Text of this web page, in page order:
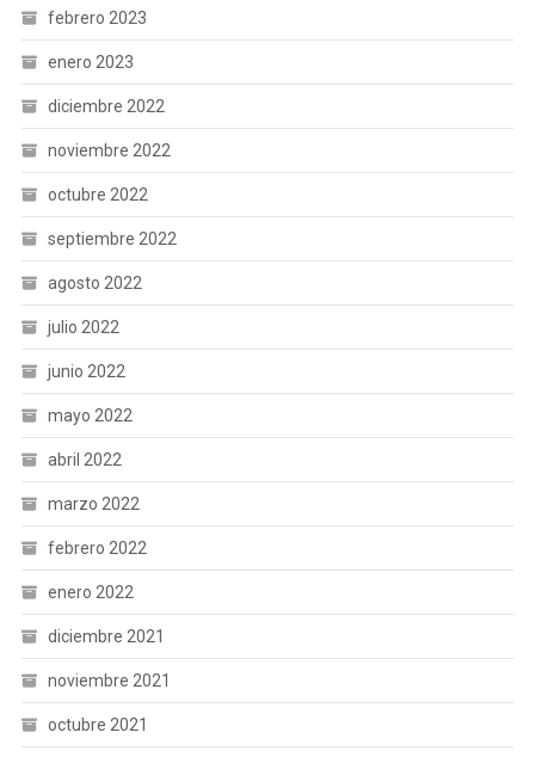
febrero 2023
enero 2023
diciembre 2022
noviembre 2022
octubre 2022
septiembre 2022
agosto 2022
julio 2022
junio 2022
mayo 2022
abril 2022
marzo 2022
febrero 2022
enero 2022
diciembre 2021
noviembre 2021
octubre 2021